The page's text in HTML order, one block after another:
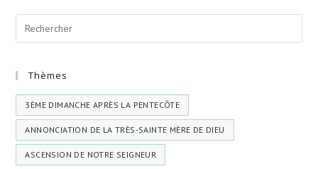
Thèmes
3ÈME DIMANCHE APRÈS LA PENTECÔTE
ANNONCIATION DE LA TRÈS-SAINTE MÈRE DE DIEU
ASCENSION DE NOTRE SEIGNEUR